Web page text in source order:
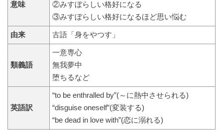
意味
②みすぼらしい格好になる
③みすぼらしい格好になるほど思い悩む
由来 古語「身をやつす」
類義語
一意専心
無我夢中
堕ちるなど
英語訳
“to be enthralled by”(～に熱中させられる)
“disguise oneself”(変装する)
“be dead in love with”(恋に溺れる)